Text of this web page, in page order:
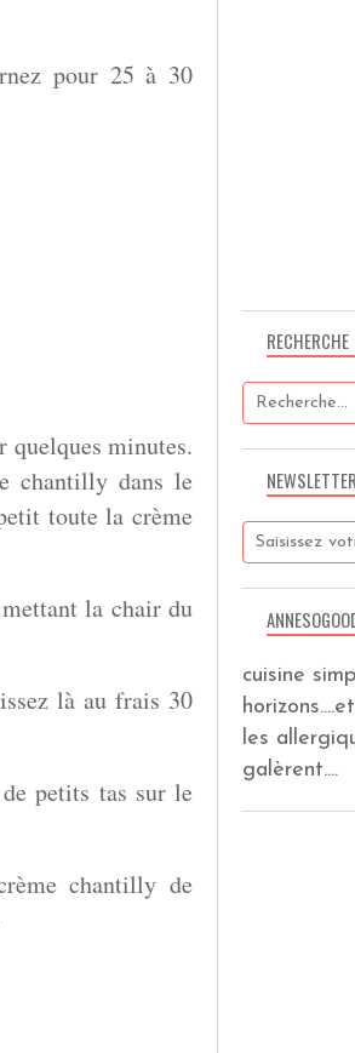
pour 25 à 30
minutes.
chantilly dans le
toute la crème
la chair du
là au frais 30
petits tas sur le
chantilly de
NEWSLETTER
RECHERCHE
cuisine
les
galèrent....